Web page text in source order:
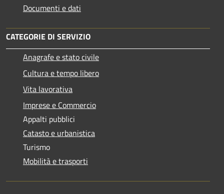
Documenti e dati
CATEGORIE DI SERVIZIO
Anagrafe e stato civile
Cultura e tempo libero
Vita lavorativa
Imprese e Commercio
Appalti pubblici
Catasto e urbanistica
Turismo
Mobilità e trasporti